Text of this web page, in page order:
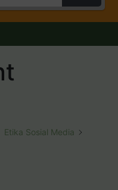
Etika Sosial Media